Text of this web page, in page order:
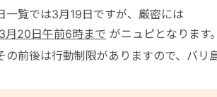
一覧では3月19日ですが、厳密には
月20日午前6時まで がニュピとなります。
の前後は行動制限がありますので、バリ